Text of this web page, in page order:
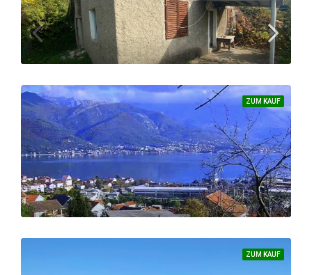
Überragende Lage: wunderschöne Wohnung in der Gemeinde Budva
220.000 €
69
Ein wunderschönes Grundstück mit kleinem Haus in Zaljevo – Gemeinde Bar
138.000 €
ZUM KAUF
ZUM KAUF